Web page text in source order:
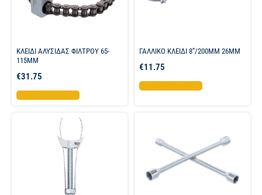
ΚΛΕΙΔΙ ΑΛΥΣΙΔΑΣ ΦΙΛΤΡΟΥ 65-
115MM
€31.75
Προσθήκη στο καλάθι
ΓΑΛΛΙΚΟ ΚΛΕΙΔΙ 8”/200MM 26MM
€11.75
Προσθήκη στο καλάθι